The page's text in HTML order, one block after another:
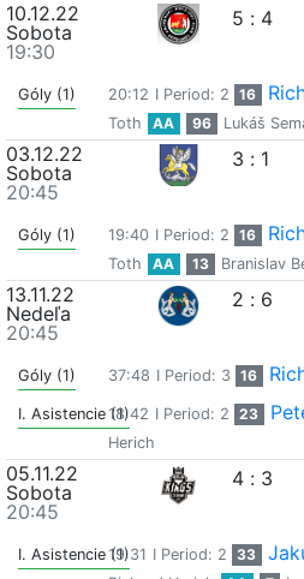
10.12.22
Sobota
19:30
5 : 4
Góly (1) 20:12 I Period: 2 16
Toth
AA 96 Lukáš
03.12.22
Sobota
20:45
3 : 1
Góly (1) 19:40 I Period: 2 16
Toth
AA 13 Branislav
13.11.22
Nedeľa
20:45
2 : 6
Góly (1) 37:48 I Period: 3 16
I. Asistencie (1)18:42 I Period: 2 23
Herich
05.11.22
Sobota
20:45
4 : 3
I. Asistencie (1)19:31 I Period: 2 33